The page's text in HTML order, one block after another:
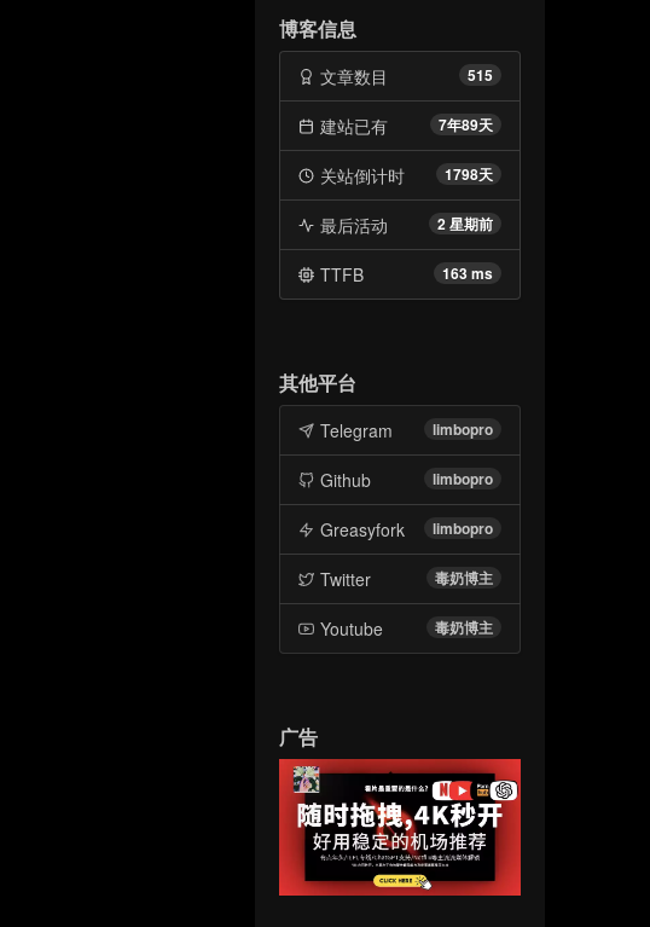
博客信息
515
文章数目
7年89天
建站已有
1798天
关站倒计时
2 星期前
最后活动
163 ms
TTFB
其他平台
limbopro
Telegram
limbopro
Github
limbopro
Greasyfork
毒奶博主
Twitter
毒奶博主
Youtube
广告